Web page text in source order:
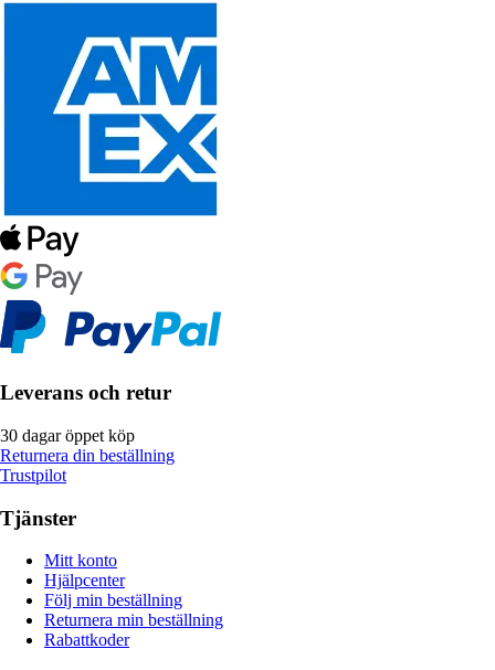
Leverans och retur
30 dagar öppet köp
Returnera din beställning
Trustpilot
Tjänster
Mitt konto
Hjälpcenter
Följ min beställning
Returnera min beställning
Rabattkoder